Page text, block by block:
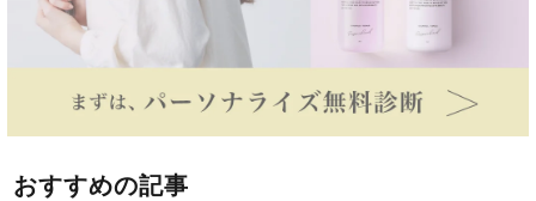
おすすめの記事